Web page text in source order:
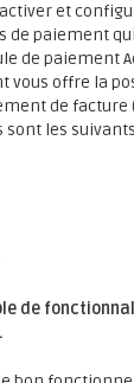
et
de paiement
de paiement
vous offre la
de facture
sont les
de
.